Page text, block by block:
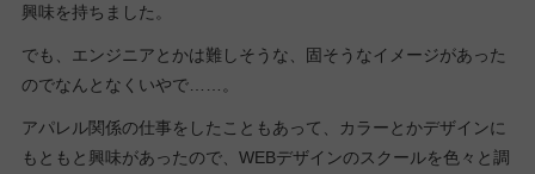
興味を持ちました。
でも、エンジニアとかは難しそうな、固そうなイメージがあった
のでなんとなくいやで……。
アパレル関係の仕事をしたこともあって、カラーとかデザインに
もともと興味があったので、WEBデザインのスクールを色々と調